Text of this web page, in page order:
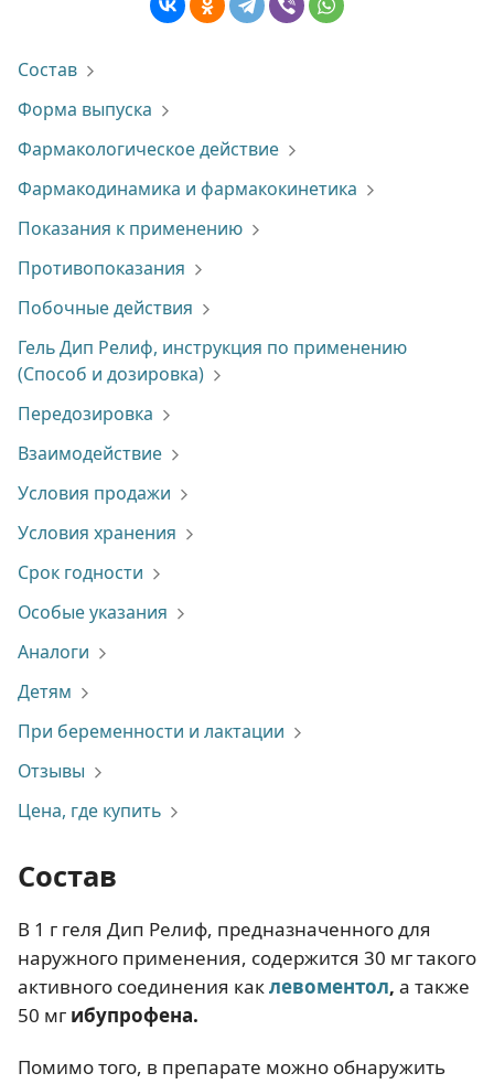
Состав
Форма выпуска
Фармакологическое действие
Фармакодинамика и фармакокинетика
Показания к применению
Противопоказания
Побочные действия
Гель Дип Релиф, инструкция по применению
(Способ и дозировка)
Передозировка
Взаимодействие
Условия продажи
Условия хранения
Срок годности
Особые указания
Аналоги
Детям
При беременности и лактации
Отзывы
Цена, где купить
Состав
В 1 г геля Дип Релиф, предназначенного для
наружного применения, содержится 30 мг такого
активного соединения каклевоментол, а также
50 мг ибупрофена.
Помимо того, в препарате можно обнаружить